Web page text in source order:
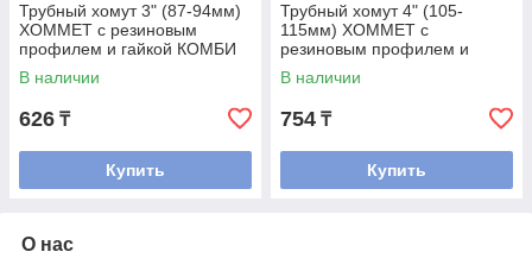
Трубный хомут 3" (87-94мм)
ХОММЕТ с резиновым
профилем и гайкой КОМБИ
М8/М10
В наличии
626 ₸
Купить
Трубный хомут 4" (105-
115мм) ХОММЕТ с
резиновым профилем и
гайкой КОМБИ М8/М10
В наличии
754 ₸
Купить
О нас